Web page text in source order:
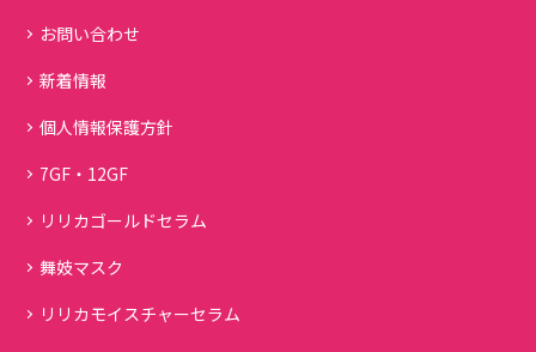
お問い合わせ
新着情報
個人情報保護方針
7GF・12GF
リリカゴールドセラム
舞妓マスク
リリカモイスチャーセラム